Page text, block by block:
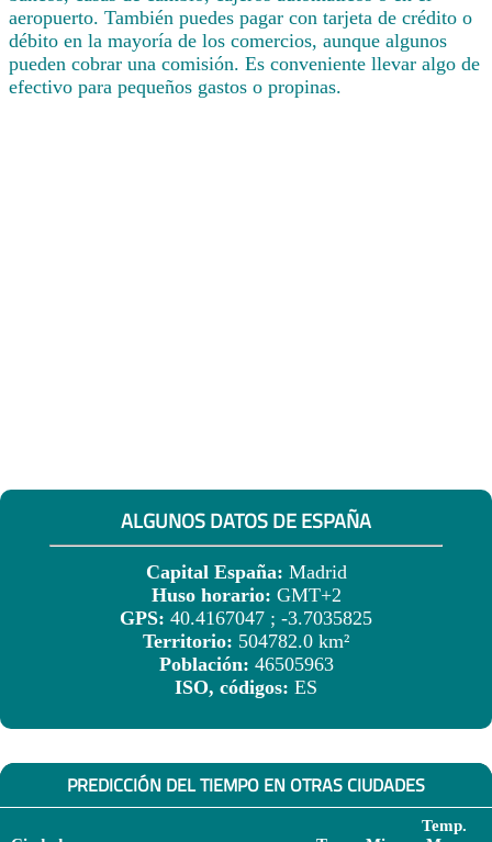
aeropuerto. También puedes pagar con tarjeta de crédito o
débito en la mayoría de los comercios, aunque algunos
pueden cobrar una comisión. Es conveniente llevar algo de
efectivo para pequeños gastos o propinas.
ALGUNOS DATOS DE ESPAÑA
Capital España: Madrid
Huso horario: GMT+2
GPS: 40.4167047 ; -3.7035825
Territorio: 504782.0 km²
Población: 46505963
ISO, códigos: ES
PREDICCIÓN DEL TIEMPO EN OTRAS CIUDADES
Temp.